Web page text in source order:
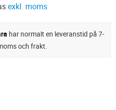
exkl. moms
har normalt en leveranstid på 7-
och frakt.